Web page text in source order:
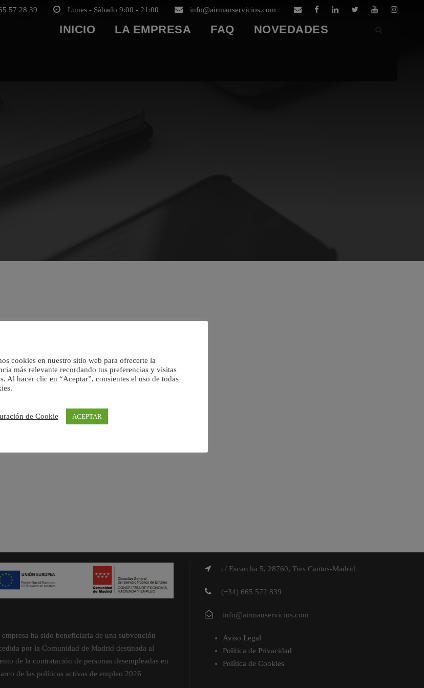
57 28 39 Lunes - Sábado 9:00 - 21:00 info@airmanservicios.com
INICIO LA EMPRESA FAQ NOVEDADES
empresa ha sido beneficiaria de una subvención
por la Comunidad de Madrid destinada al
de la contratación de personas desempleadas en
de las políticas activas de empleo 2026
c/ Escarcha 5, 28760, Tres Cantos-Madrid
(+34) 665 572 839
info@airmanservicios.com
Aviso Legal
Política de Privacidad
Política de Cookies
cookies en nuestro sitio web para ofrecerte la
más relevante recordando tus preferencias y visitas
Al hacer clic en “Aceptar”, consientes el uso de todas
de Cookie ACEPTAR